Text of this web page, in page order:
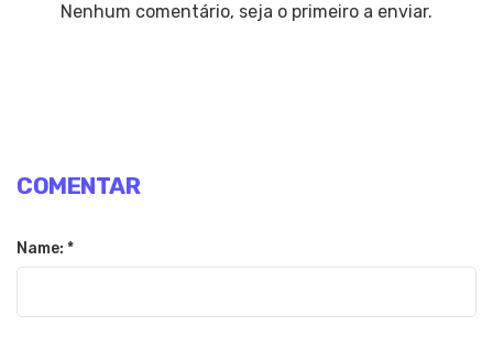
Nenhum comentário, seja o primeiro a enviar.
COMENTAR
Name: *